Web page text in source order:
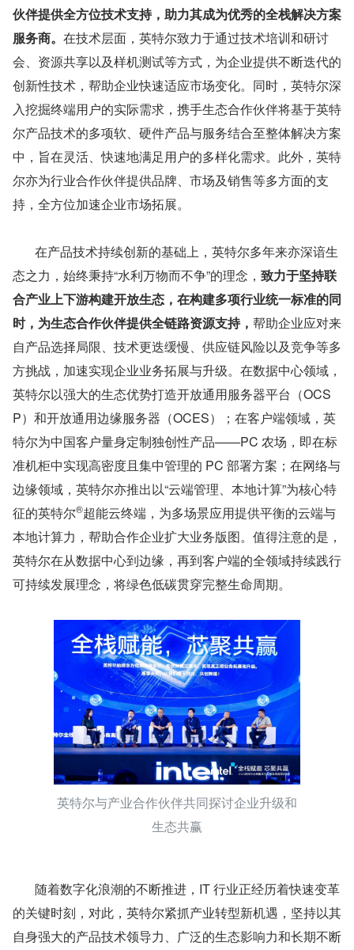
伙伴提供全方位技术支持，助力其成为优秀的全栈解决方案
服务商。 在技术层面，英特尔致力于通过技术培训和研讨
会、资源共享以及样机测试等方式，为企业提供不断迭代的
创新性技术，帮助企业快速适应市场变化。同时，英特尔深
入挖掘终端用户的实际需求，携手生态合作伙伴将基于英特
尔产品技术的多项软、硬件产品与服务结合至整体解决方案
中，旨在灵活、快速地满足用户的多样化需求。此外，英特
尔亦为行业合作伙伴提供品牌、市场及销售等多方面的支
持，全方位加速企业市场拓展。
态之力，始终秉持“水利万物而不争”的理念， 致力于坚持联
合产业上下游构建开放生态，在构建多项行业统一标准的同
时，为生态合作伙伴提供全链路资源支持， 帮助企业应对来
自产品选择局限、技术更迭缓慢、供应链风险以及竞争等多
方挑战，加速实现企业业务拓展与升级。在数据中心领域，
英特尔以强大的生态优势打造开放通用服务器平台（OCS
P）和开放通用边缘服务器（OCES）；在客户端领域，英
特尔为中国客户量身定制独创性产品——PC 农场，即在标
准机柜中实现高密度且集中管理的 PC 部署方案；在网络与
边缘领域，英特尔亦推出以“云端管理、本地计算”为核心特
征的英特尔®超能云终端，为多场景应用提供平衡的云端与
本地计算力，帮助合作企业扩大业务版图。值得注意的是，
英特尔在从数据中心到边缘，再到客户端的全领域持续践行
可持续发展理念，将绿色低碳贯穿完整生命周期。
英特尔与产业合作伙伴共同探讨企业升级和
生态共赢
的关键时刻，对此，英特尔紧抓产业转型新机遇，坚持以其
自身强大的产品技术领导力、广泛的生态影响力和长期不断